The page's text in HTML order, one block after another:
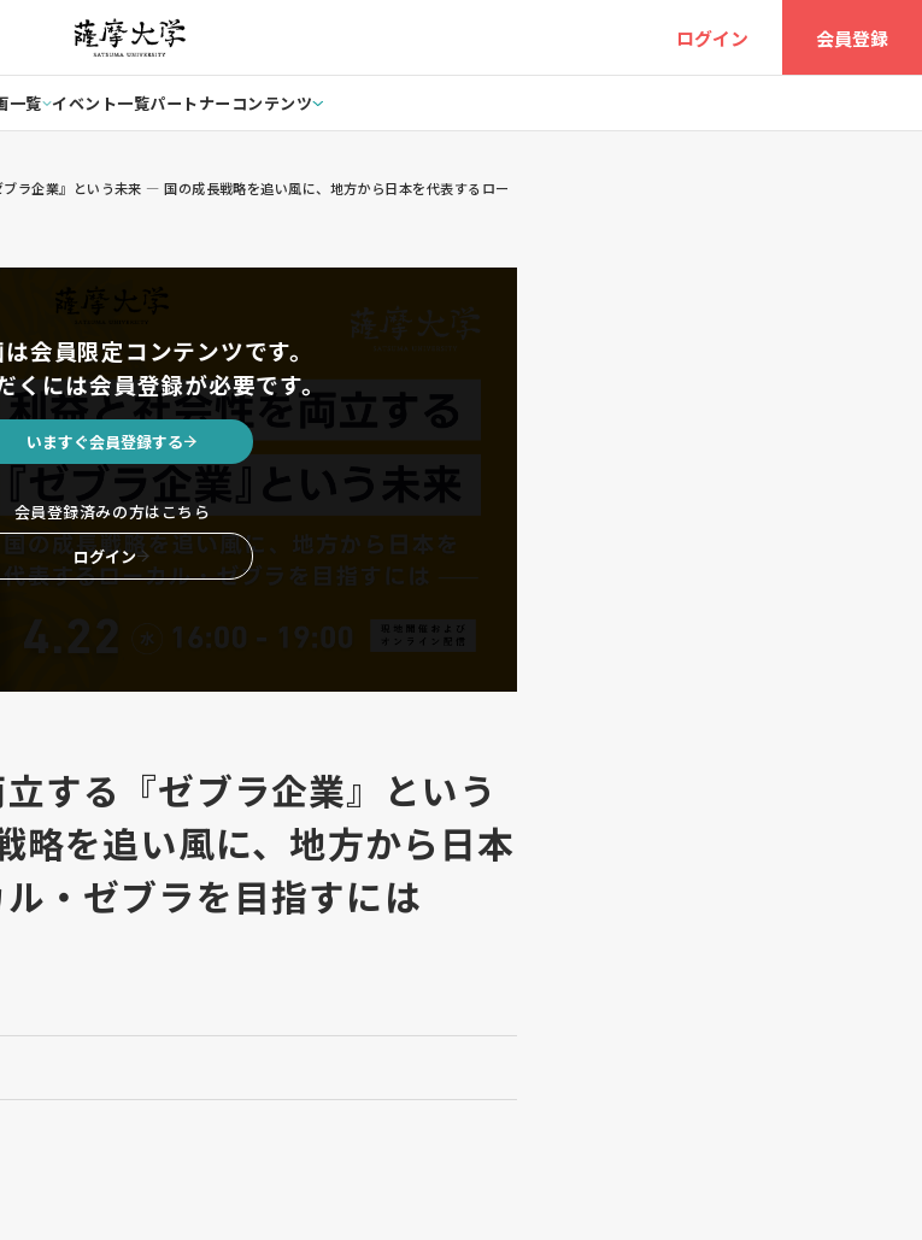
ログイン 会員登録
一覧 イベント一覧パートナーコンテンツ
ラ企業』という未来 — 国の成長戦略を追い風に、地方から日本を代表するロー
会員限定コンテンツです。
くには会員登録が必要です。
いますぐ会員登録する
会員登録済みの方はこちら
ログイン
する『ゼブラ企業』という
略を追い風に、地方から日本
・ゼブラを目指すには